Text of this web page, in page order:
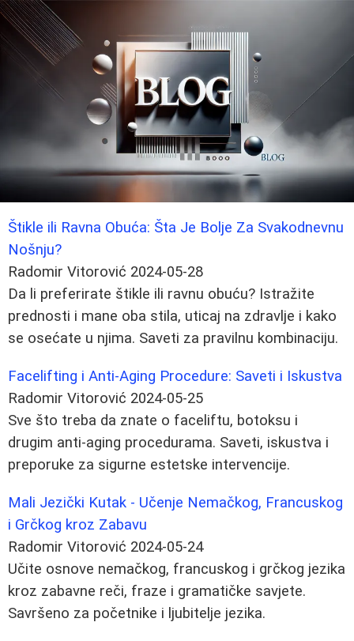
Štikle ili Ravna Obuća: Šta Je Bolje Za Svakodnevnu
Nošnju?
Radomir Vitorović 2024-05-28
Da li preferirate štikle ili ravnu obuću? Istražite
prednosti i mane oba stila, uticaj na zdravlje i kako
se osećate u njima. Saveti za pravilnu kombinaciju.
Facelifting i Anti-Aging Procedure: Saveti i Iskustva
Radomir Vitorović 2024-05-25
Sve što treba da znate o faceliftu, botoksu i
drugim anti-aging procedurama. Saveti, iskustva i
preporuke za sigurne estetske intervencije.
Mali Jezički Kutak - Učenje Nemačkog, Francuskog
i Grčkog kroz Zabavu
Radomir Vitorović 2024-05-24
Učite osnove nemačkog, francuskog i grčkog jezika
kroz zabavne reči, fraze i gramatičke savjete.
Savršeno za početnike i ljubitelje jezika.